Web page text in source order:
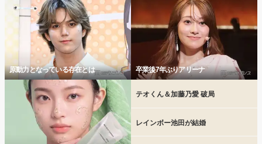
原動力となっている存在とは 卒業後7年ぶりアリーナ
テオくん＆加藤乃愛 破局
レインボー池田が結婚